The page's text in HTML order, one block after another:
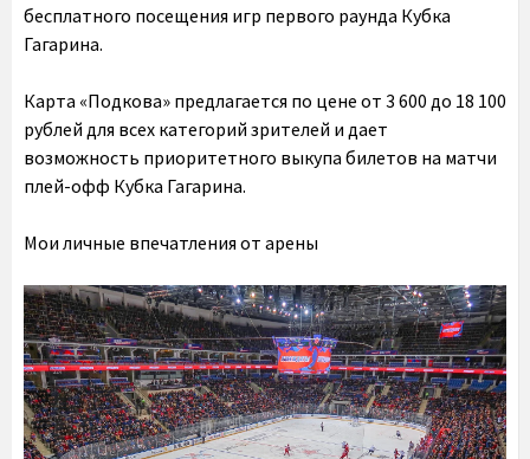
бесплатного посещения игр первого раунда Кубка
Гагарина.
Карта «Подкова» предлагается по цене от 3 600 до 18 100
рублей для всех категорий зрителей и дает
возможность приоритетного выкупа билетов на матчи
плей-офф Кубка Гагарина.
Мои личные впечатления от арены